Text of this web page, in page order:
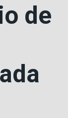
de